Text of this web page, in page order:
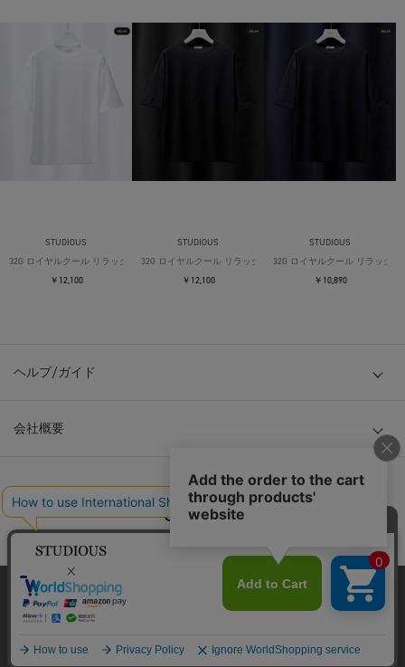
STUDIOUS
32G ロイヤルクール リラックスTシャツ
￥12,100
STUDIOUS
32G ロイヤルクール リラックスTシャツ
￥12,100
STUDIOUS
32G ロイヤルクール リラックス
￥10,890
ヘルプ/ガイド
会社概要
© TOKYO BASE CO., LTD
当サイトはクッキー(cookie)を使用します。クッキーはサイト内
の一部の機能および、サイトの使用状況の分析からマーケティ
ング活動に利用することを目的としています。
プライバシーポリシーはこちら